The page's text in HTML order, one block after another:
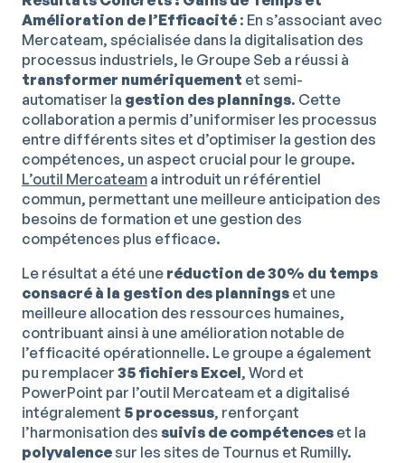
Amélioration de l’Efficacité : En s’associant avec
Mercateam, spécialisée dans la digitalisation des
processus industriels, le Groupe Seb a réussi à
transformer numériquement et semi-
automatiser la gestion des plannings. Cette
collaboration a permis d’uniformiser les processus
entre différents sites et d’optimiser la gestion des
compétences, un aspect crucial pour le groupe.
L’outil Mercateam a introduit un référentiel
commun, permettant une meilleure anticipation des
besoins de formation et une gestion des
compétences plus efficace.
Le résultat a été une réduction de 30% du temps
consacré à la gestion des plannings et une
meilleure allocation des ressources humaines,
contribuant ainsi à une amélioration notable de
l’efficacité opérationnelle. Le groupe a également
pu remplacer 35 fichiers Excel, Word et
PowerPoint par l’outil Mercateam et a digitalisé
intégralement 5 processus, renforçant
l’harmonisation des suivis de compétences et la
polyvalencesur les sites de Tournus et Rumilly.